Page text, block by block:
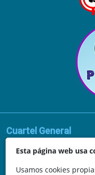
Esta página web usa
Usamos cookies
Cuartel General
Avda. de la Vega, 62
N.I.F.: 44252675-P